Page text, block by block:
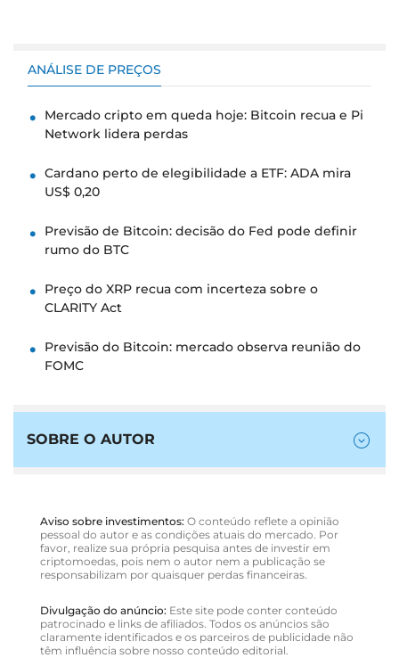
ANÁLISE DE PREÇOS
Mercado cripto em queda hoje: Bitcoin recua e Pi
Network lidera perdas
Cardano perto de elegibilidade a ETF: ADA mira
US$ 0,20
Previsão de Bitcoin: decisão do Fed pode definir
rumo do BTC
Preço do XRP recua com incerteza sobre o
CLARITY Act
Previsão do Bitcoin: mercado observa reunião do
FOMC
SOBRE O AUTOR
Aviso sobre investimentos: O conteúdo reflete a opinião
pessoal do autor e as condições atuais do mercado. Por
favor, realize sua própria pesquisa antes de investir em
criptomoedas, pois nem o autor nem a publicação se
responsabilizam por quaisquer perdas financeiras.
Divulgação do anúncio: Este site pode conter conteúdo
patrocinado e links de afiliados. Todos os anúncios são
claramente identificados e os parceiros de publicidade não
têm influência sobre nosso conteúdo editorial.